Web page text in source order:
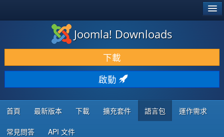
下載 & 擴充
發現 & 學習
社群 & 支援
程式者資源
Joomla! Downloads
下載
啟動
首頁 最新版本 下載 擴充套件 語言包 運作需求
常見問答 API 文件